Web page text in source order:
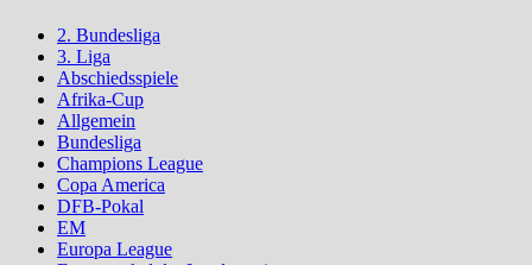
2. Bundesliga
3. Liga
Abschiedsspiele
Afrika-Cup
Allgemein
Bundesliga
Champions League
Copa America
DFB-Pokal
EM
Europa League